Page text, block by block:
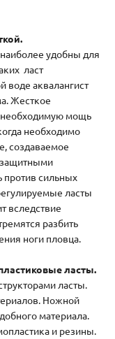
удобны для
ласт
воде аквалангист
Жесткое
необходимую мощь
необходимо
создаваемое
против сильных
ласты
вследствие
разбить
ноги пловца.
ласты.
ласты.
Ножной
материала.
и резины.